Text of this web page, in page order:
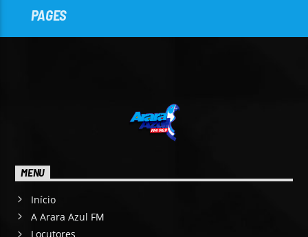
PAGES
MENU
Início
A Arara Azul FM
Locutores